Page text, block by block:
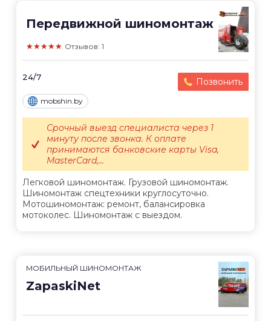
Передвижной шиномонтаж
★★★★★ Отзывов: 1
24/7 Позвонить
mobshin.by
Легковой шиномонтаж. Грузовой шиномонтаж.
Шиномонтаж спецтехники круглосуточно.
Мотошиномонтаж: ремонт, балансировка
мотоколес. Шиномонтаж с выездом.
Срочный выезд специалиста через 1
минуту после звонка. К оплате
принимаются банковские карты Visa,
MasterCard,...
МОБИЛЬНЫЙ ШИНОМОНТАЖ
ZapaskiNet